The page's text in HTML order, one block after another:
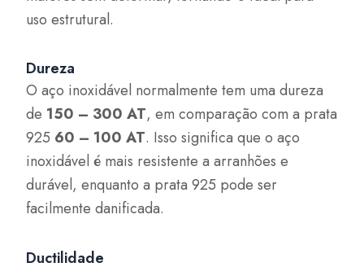
uso estrutural.
Dureza
O aço inoxidável normalmente tem uma dureza
de 150 – 300 AT, em comparação com a prata
925 60 – 100 AT. Isso significa que o aço
inoxidável é mais resistente a arranhões e
durável, enquanto a prata 925 pode ser
facilmente danificada.
Ductilidade